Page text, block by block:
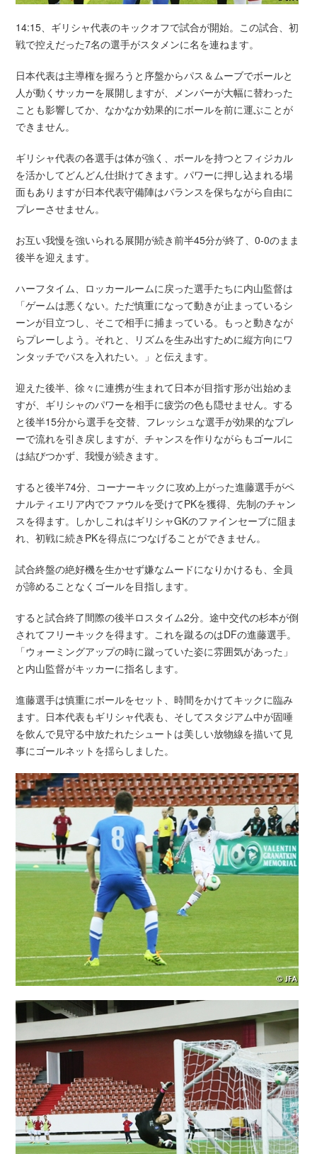
14:15、ギリシャ代表のキックオフで試合が開始。この試合、初
戦で控えだった7名の選手がスタメンに名を連ねます。
日本代表は主導権を握ろうと序盤からパス＆ムーブでボールと
人が動くサッカーを展開しますが、メンバーが大幅に替わった
ことも影響してか、なかなか効果的にボールを前に運ぶことが
できません。
ギリシャ代表の各選手は体が強く、ボールを持つとフィジカル
を活かしてどんどん仕掛けてきます。パワーに押し込まれる場
面もありますが日本代表守備陣はバランスを保ちながら自由に
プレーさせません。
お互い我慢を強いられる展開が続き前半45分が終了、0-0のまま
後半を迎えます。
ハーフタイム、ロッカールームに戻った選手たちに内山監督は
「ゲームは悪くない。ただ慎重になって動きが止まっているシ
ーンが目立つし、そこで相手に捕まっている。もっと動きなが
らプレーしよう。それと、リズムを生み出すために縦方向にワ
ンタッチでパスを入れたい。」と伝えます。
迎えた後半、徐々に連携が生まれて日本が目指す形が出始めま
すが、ギリシャのパワーを相手に疲労の色も隠せません。する
と後半15分から選手を交替、フレッシュな選手が効果的なプレ
ーで流れを引き戻しますが、チャンスを作りながらもゴールに
は結びつかず、我慢が続きます。
すると後半74分、コーナーキックに攻め上がった進藤選手がペ
ナルティエリア内でファウルを受けてPKを獲得、先制のチャン
スを得ます。しかしこれはギリシャGKのファインセーブに阻ま
れ、初戦に続きPKを得点につなげることができません。
試合終盤の絶好機を生かせず嫌なムードになりかけるも、全員
が諦めることなくゴールを目指します。
すると試合終了間際の後半ロスタイム2分。途中交代の杉本が倒
されてフリーキックを得ます。これを蹴るのはDFの進藤選手。
「ウォーミングアップの時に蹴っていた姿に雰囲気があった」
と内山監督がキッカーに指名します。
進藤選手は慎重にボールをセット、時間をかけてキックに臨み
ます。日本代表もギリシャ代表も、そしてスタジアム中が固唾
を飲んで見守る中放たれたシュートは美しい放物線を描いて見
事にゴールネットを揺らしました。